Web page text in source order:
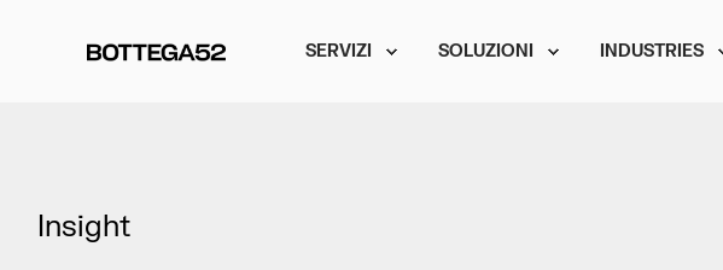
SERVIZI SOLUZIONI INDUSTRIES
Insight